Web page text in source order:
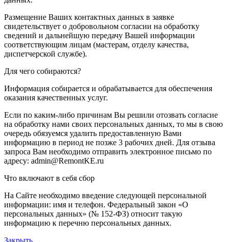
Размещение Ваших контактных данных в заявке
свидетельствует о добровольном согласии на обработку
сведений и дальнейшую передачу Вашей информации
соответствующим лицам (мастерам, отделу качества,
диспетчерской службе).
Для чего собираются?
Информация собирается и обрабатывается для обеспечения
оказания качественных услуг.
Если по каким-либо причинам Вы решили отозвать согласие
на обработку нами своих персональных данных, то мы в свою
очередь обязуемся удалить предоставленную Вами
информацию в период не позже 3 рабочих дней. Для отзыва
запроса Вам необходимо отправить электронное письмо по
адресу: admin@RemontKE.ru
Что включают в себя сбор
На Сайте необходимо введение следующей персональной
информации: имя и телефон. Федеральный закон «О
персональных данных» (№ 152-ФЗ) относит такую
информацию к перечню персональных данных.
Закрыть